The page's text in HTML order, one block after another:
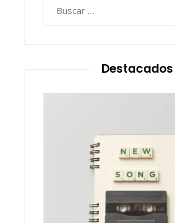
Destacados